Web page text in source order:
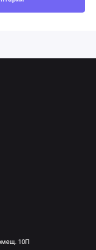
10П